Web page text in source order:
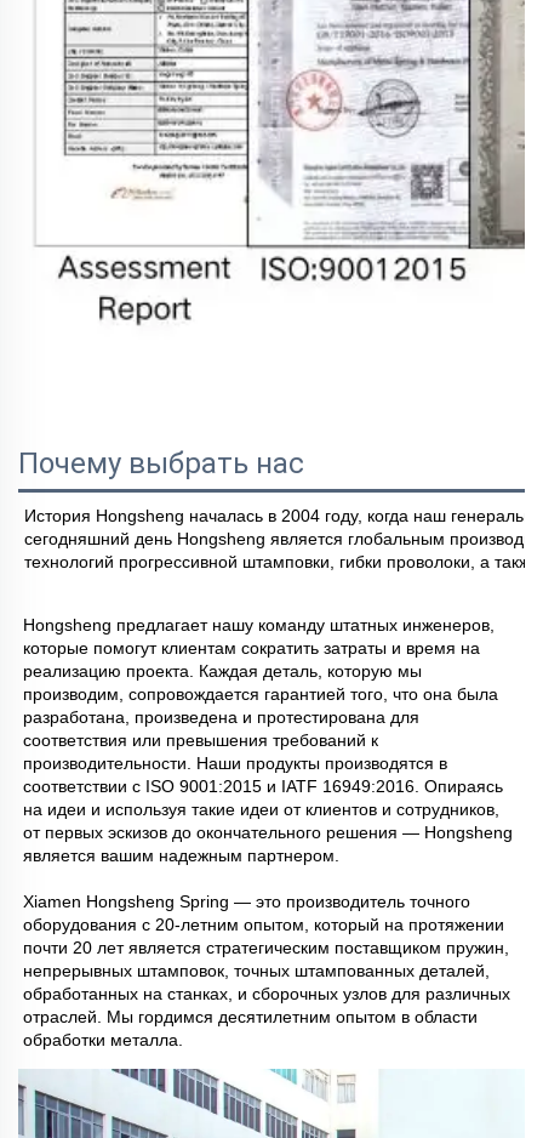
Почему выбрать нас
История Hongsheng началась в 2004 году, когда наш
сегодняшний день Hongsheng является глобальным
технологий прогрессивной штамповки, гибки проволоки, а
Hongsheng предлагает нашу команду штатных инженеров,
которые помогут клиентам сократить затраты и время на
реализацию проекта. Каждая деталь, которую мы
производим, сопровождается гарантией того, что она была
разработана, произведена и протестирована для
соответствия или превышения требований к
производительности. Наши продукты производятся в
соответствии с ISO 9001:2015 и IATF 16949:2016. Опираясь
на идеи и используя такие идеи от клиентов и сотрудников,
от первых эскизов до окончательного решения — Hongsheng
является вашим надежным партнером.
Xiamen Hongsheng Spring — это производитель точного
оборудования с 20-летним опытом, который на протяжении
почти 20 лет является стратегическим поставщиком пружин,
непрерывных штамповок, точных штампованных деталей,
обработанных на станках, и сборочных узлов для различных
отраслей. Мы гордимся десятилетним опытом в области
обработки металла.